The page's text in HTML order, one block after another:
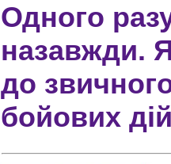
Одного
назавжди.
до
бойових